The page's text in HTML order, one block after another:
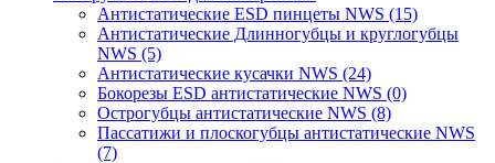
Антистатические ESD пинцеты NWS (15)
Антистатические Длинногубцы и круглогубцы
NWS (5)
Антистатические кусачки NWS (24)
Бокорезы ESD антистатические NWS (0)
Острогубцы антистатические NWS (8)
Пассатижи и плоскогубцы антистатические NWS
(7)